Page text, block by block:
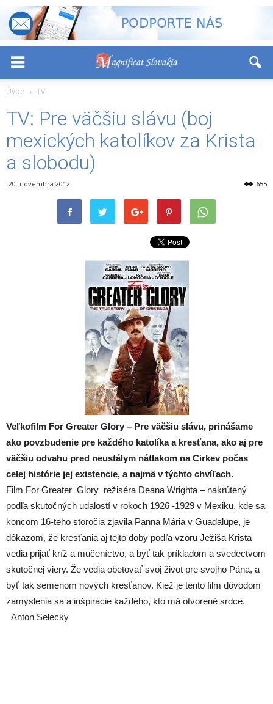
Úvod TV
TV: Pre väčšiu slávu (boj
mexických katolíkov za Krista
a slobodu)
20. novembra 2012 655
Veľkofilm For Greater Glory – Pre väčšiu slávu, prinášame
ako povzbudenie pre každého katolíka a kresťana, ako aj pre
väčšiu odvahu pred neustálym nátlakom na Cirkev počas
celej histórie jej existencie, a najmä v týchto chvíľach.
Film For Greater Glory režiséra Deana Wrighta – nakrútený
podľa skutočných udalostí v rokoch 1926 -1929 v Mexiku, kde sa
koncom 16-teho storočia zjavila Panna Mária v Guadalupe, je
dôkazom, že kresťania aj tejto doby podľa vzoru Ježiša Krista
vedia prijať kríž a mučeníctvo, a byť tak príkladom a svedectvom
skutočnej viery. Že vedia obetovať svoj život pre svojho Pána, a
byť tak semenom nových kresťanov. Kiež je tento film dôvodom
zamyslenia sa a inšpirácie každého, kto má otvorené srdce.
Anton Selecký
+